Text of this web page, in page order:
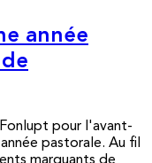
année
pour l'avant-
pastorale. Au fil
marquants de